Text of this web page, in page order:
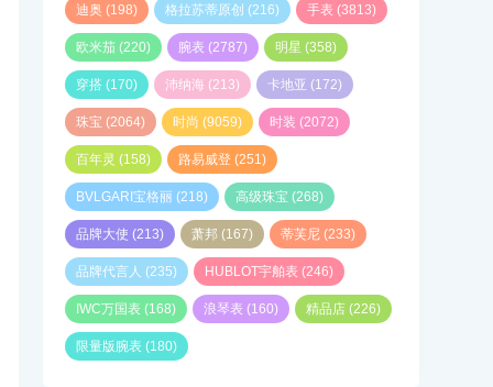
迪奥 (198) 格拉苏蒂原创 (216) 手表 (3813)
欧米茄 (220) 腕表 (2787) 明星 (358)
穿搭 (170) 沛纳海 (213) 卡地亚 (172)
珠宝 (2064) 时尚 (9059) 时装 (2072)
百年灵 (158) 路易威登 (251)
BVLGARI宝格丽 (218) 高级珠宝 (268)
品牌大使 (213) 萧邦 (167) 蒂芙尼 (233)
品牌代言人 (235) HUBLOT宇舶表 (246)
IWC万国表 (168) 浪琴表 (160) 精品店 (226)
限量版腕表 (180)